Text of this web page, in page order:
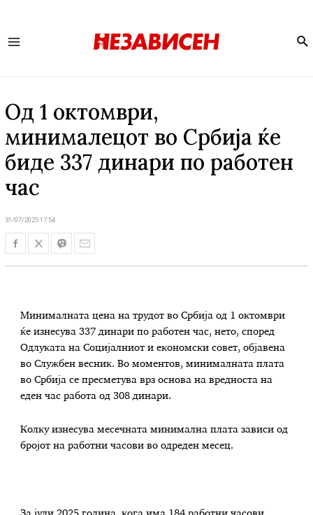
Од 1 октомври,
минималецот во Србија ќе
биде 337 динари по работен
час
31/07/2025 17:54
Минималната цена на трудот во Србија од 1 октомври
ќе изнесува 337 динари по работен час, нето, според
Одлуката на Социјалниот и економски совет, објавена
во Службен весник. Во моментов, минималната плата
во Србија се пресметува врз основа на вредноста на
еден час работа од 308 динари.
Колку изнесува месечната минимална плата зависи од
бројот на работни часови во одреден месец.